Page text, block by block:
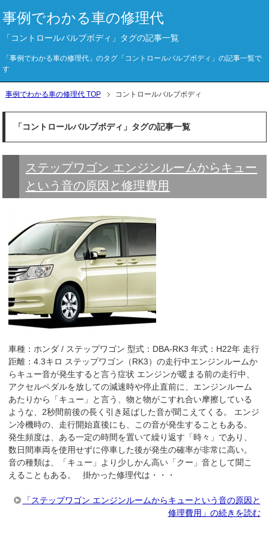
事例でわかる車の修理代
「コントロールバルブボディ」タグの記事一覧
「事例でわかる車の修理代」のタグ「コントロールバルブボディ」の記事一覧で
す
事例でわかる車の修理代 TOP コントロールバルブボディ
「コントロールバルブボディ」タグの記事一覧
ステップワゴン エンジンルームからキュー
という音の原因と修理費用
車種：ホンダ / ステップワゴン 型式：DBA-RK3 年式：H22年 走行
距離：4.3キロ ステップワゴン（RK3）の走行中エンジンルームか
らキュー音が発生すると言う症状 エンジンが暖まる前の走行中、
アクセルペダルを放しての減速時や停止直前に、エンジンルーム
あたりから「キュー」と言う、物と物がこすれ合い摩擦している
ような、2秒間前後の長く引き延ばした音が聞こえてくる。 エンジ
ン冷機時の、走行開始直後にも、この音が発生することもある。
発生頻度は、ある一定の時間を置いて繰り返す「時々」であり、
数日間車両を使用せずに停車した後が発生の確率が非常に高い。
音の種類は、「キュー」より少しかん高い「クー」音として聞こ
えることもある。 掛かった修理代は・・・
「ステップワゴン エンジンルームからキューという音の原因と
修理費用」の続きを読む